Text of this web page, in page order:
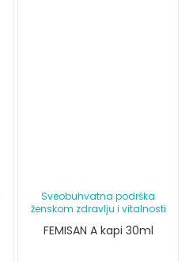
Sveobuhvatna podrška
ženskom zdravlju i vitalnosti
FEMISAN A kapi 30ml